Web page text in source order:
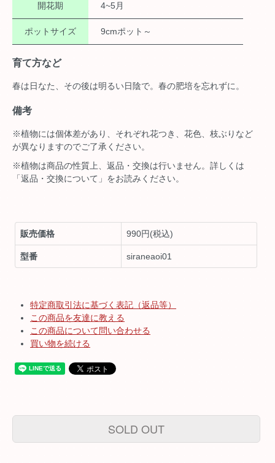
開花期 4~5月
ポットサイズ 9cmポット～
育て方など
春は日なた、その後は明るい日陰で。春の肥培を忘れずに。
備考
※植物には個体差があり、それぞれ花つき、花色、枝ぶりなど
が異なりますのでご了承ください。
※植物は商品の性質上、返品・交換は行いません。詳しくは
「返品・交換について」をお読みください。
販売価格 990円(税込)
型番 siraneaoi01
特定商取引法に基づく表記（返品等）
この商品を友達に教える
この商品について問い合わせる
買い物を続ける
SOLD OUT